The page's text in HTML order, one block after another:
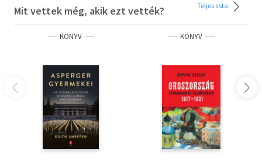
Mit vettek még, akik ezt vették? Teljes lista
KÖNYV KÖNYV